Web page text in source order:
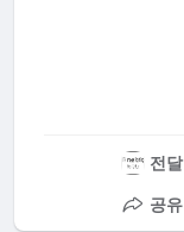
전달
공유